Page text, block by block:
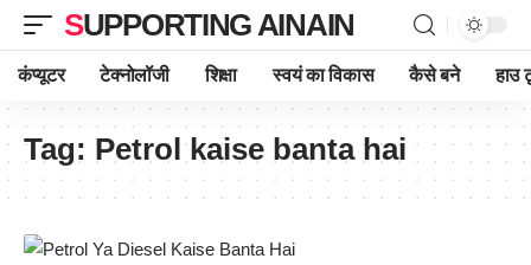
SUPPORTING AINAIN
कंप्यूटर टेक्नोलॉजी शिक्षा स्वयं का विकास कैसे बने हाउ
Tag: Petrol kaise banta hai